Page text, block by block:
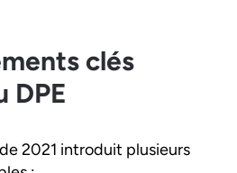
clés
DPE
2021 introduit plusieurs